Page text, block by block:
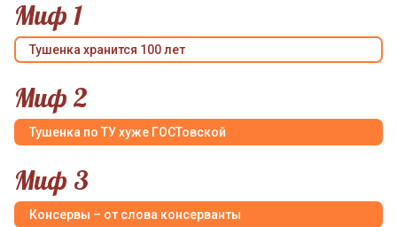
Миф 1
Тушенка хранится 100 лет
Миф 2
Тушенка по ТУ хуже ГОСТовской
Миф 3
Консервы – от слова консерванты